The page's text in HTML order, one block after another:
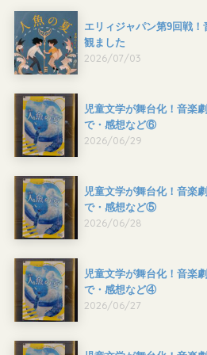
エリィジャパン第9回戦
観ました
2026/07/03
児童文学が舞台化！音楽
で・感想など⑥
2026/06/29
児童文学が舞台化！音楽
で・感想など⑤
2026/06/28
児童文学が舞台化！音楽
で・感想など④
2026/06/27